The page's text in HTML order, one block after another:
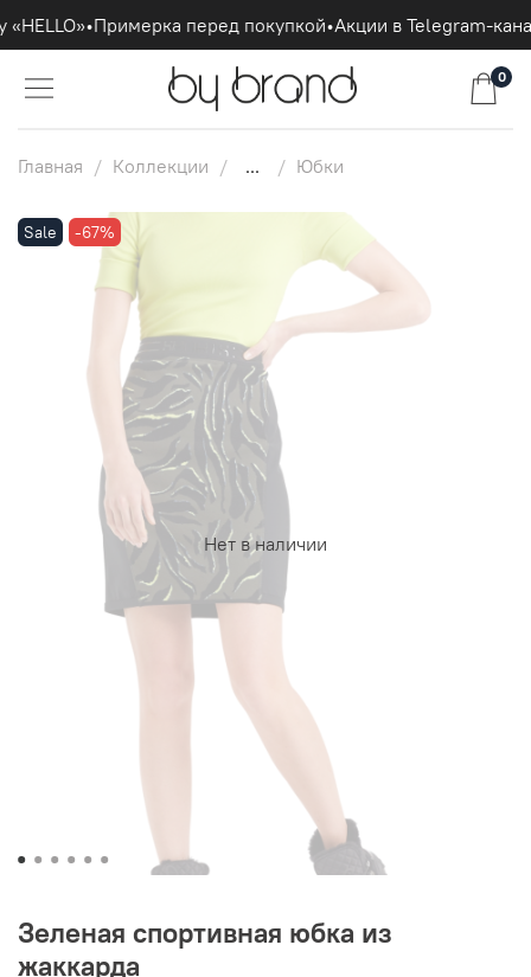
•Примерка перед покупкой•Акции в Telegram-
0
Главная Коллекции ... Юбки
Нет в наличии
Sale -67%
Зеленая спортивная юбка из
жаккарда